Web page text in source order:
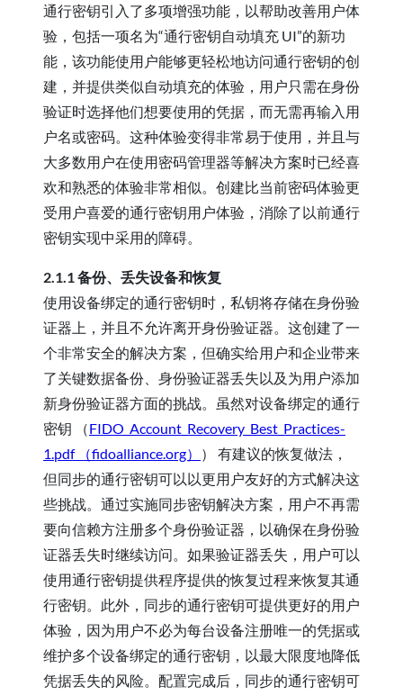
通行密钥引入了多项增强功能，以帮助改善用户体
验，包括一项名为“通行密钥自动填充 UI”的新功
能，该功能使用户能够更轻松地访问通行密钥的创
建，并提供类似自动填充的体验，用户只需在身份
验证时选择他们想要使用的凭据，而无需再输入用
户名或密码。这种体验变得非常易于使用，并且与
大多数用户在使用密码管理器等解决方案时已经喜
欢和熟悉的体验非常相似。创建比当前密码体验更
受用户喜爱的通行密钥用户体验，消除了以前通行
密钥实现中采用的障碍。
2.1.1 备份、丢失设备和恢复
使用设备绑定的通行密钥时，私钥将存储在身份验
证器上，并且不允许离开身份验证器。这创建了一
个非常安全的解决方案，但确实给用户和企业带来
了关键数据备份、身份验证器丢失以及为用户添加
新身份验证器方面的挑战。虽然对设备绑定的通行
密钥 （FIDO_Account_Recovery_Best_Practices-
1.pdf （fidoalliance.org）
） 有建议的恢复做法，
但同步的通行密钥可以以更用户友好的方式解决这
些挑战。通过实施同步密钥解决方案，用户不再需
要向信赖方注册多个身份验证器，以确保在身份验
证器丢失时继续访问。如果验证器丢失，用户可以
使用通行密钥提供程序提供的恢复过程来恢复其通
行密钥。此外，同步的通行密钥可提供更好的用户
体验，因为用户不必为每台设备注册唯一的凭据或
维护多个设备绑定的通行密钥，以最大限度地降低
凭据丢失的风险。配置完成后，同步的通行密钥可